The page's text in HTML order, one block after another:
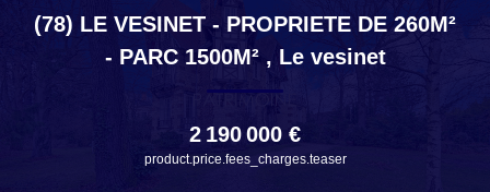
NORMANDIE/LA BAULE
PROPRIETES/CHATEAUX
(78) LE VESINET - PROPRIETE DE 260M²
- PARC 1500M² , Le vesinet
2 190 000 €
product.price.fees_charges.teaser